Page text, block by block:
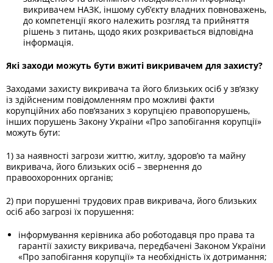
викривачем НАЗК, іншому суб’єкту владних повноважень,
до компетенції якого належить розгляд та прийняття
рішень з питань, щодо яких розкривається відповідна
інформація.
Які заходи можуть бути вжиті викривачем для захисту?
Заходами захисту викривача та його близьких осіб у зв’язку
із здійсненим повідомленням про можливі факти
корупційних або пов’язаних з корупцією правопорушень,
інших порушень Закону України «Про запобігання корупції»
можуть бути:
1) за наявності загрози життю, житлу, здоров’ю та майну
викривача, його близьких осіб – звернення до
правоохоронних органів;
2) при порушенні трудових прав викривача, його близьких
осіб або загрозі їх порушення:
інформування керівника або роботодавця про права та
гарантії захисту викривача, передбачені Законом України
«Про запобігання корупції» та необхідність їх дотримання;